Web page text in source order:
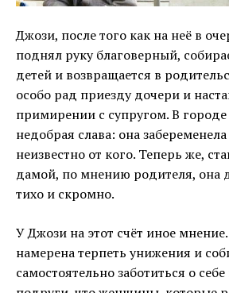
Джози, после того как на неё в
поднял руку благоверный,
детей и возвращается в
особо рад приезду дочери и
примирении с супругом. В
недобрая слава: она
неизвестно от кого. Теперь же,
дамой, по мнению родителя, она
тихо и скромно.
У Джози на этот счёт иное
намерена терпеть унижения и
самостоятельно заботиться о